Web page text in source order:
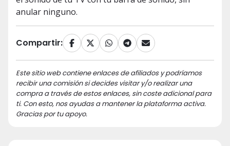
anular ninguno.
Compartir:
Este sitio web contiene enlaces de afiliados y podríamos
recibir una comisión si decides visitar y/o realizar una
compra a través de estos enlaces, sin coste adicional para
ti. Con esto, nos ayudas a mantener la plataforma activa.
Gracias por tu apoyo.